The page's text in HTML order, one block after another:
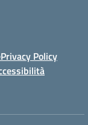
Privacy Policy